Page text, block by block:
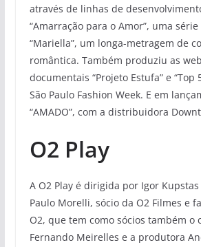
através de linhas de
“Amarração para o Amor”, uma
“Mariella”, um longa-metragem de
romântica. Também produziu as
documentais “Projeto Estufa” e “Top
São Paulo Fashion Week. E em
“AMADO”, com a distribuidora
O2 Play
A O2 Play é dirigida por Igor
Paulo Morelli, sócio da O2 Filmes e
O2, que tem como sócios também o
Fernando Meirelles e a produtora